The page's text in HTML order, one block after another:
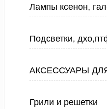
Лампы ксенон,
Подсветки,
АКСЕССУАРЫ
Грили и решетки